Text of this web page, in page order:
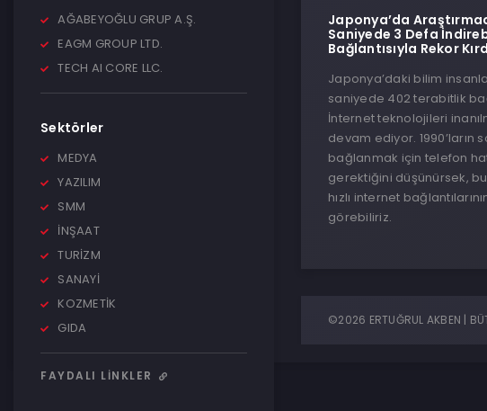
AĞABEYOĞLU GRUP A.Ş.
EAGM GROUP LTD.
TECH AI CORE LLC.
Sektörler
MEDYA
YAZILIM
SMM
İNŞAAT
TURİZM
SANAYİ
KOZMETİK
GIDA
FAYDALI LINKLER
Japonya’da
Saniyede 3 Defa
Bağlantısıyla Rekor
Japonya’daki bilim
saniyede 402 terabitlik
İnternet teknolojileri
devam ediyor. 1990’ların
bağlanmak için telefon
gerektiğini düşünürsek,
hızlı internet
görebiliriz.
©2026 ERTUĞRUL AKBEN |